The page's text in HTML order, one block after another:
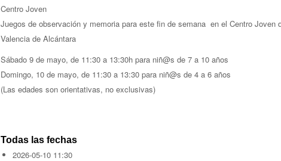
Centro Joven
Juegos de observación y memoria para este fin de semana en el Centro Joven
Valencia de Alcántara
Sábado 9 de mayo, de 11:30 a 13:30h para niñ@s de 7 a 10 años
Domingo, 10 de mayo, de 11:30 a 13:30 para niñ@s de 4 a 6 años
(Las edades son orientativas, no exclusivas)
Todas las fechas
2026-05-10 11:30